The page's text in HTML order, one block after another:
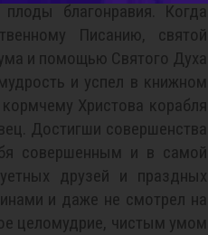
благонравия. Когда
Писанию, святой
и помощью Святого Духа
и успел в книжном
Христова корабля
Достигши совершенства
совершенным и в самой
друзей и праздных
и даже не смотрел на
целомудрие, чистым умом